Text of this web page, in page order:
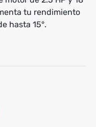
tu rendimiento
hasta 15°.